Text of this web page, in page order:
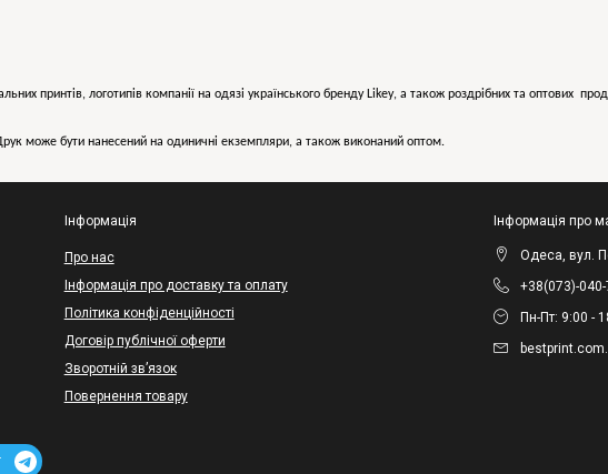
принтів, логотипів компанії на одязі українського бренду Likey, а також роздрібних та оптових
може бути нанесений на одиничні екземпляри, а також виконаний оптом.
Інформація
Про нас
Інформація про доставку та оплату
Політика конфіденційності
Договір публічної оферти
Зворотній зв’язок
Повернення товару
Інформація про
Одеса, вул.
+38(073)-040-
Пн-Пт: 9:00 -